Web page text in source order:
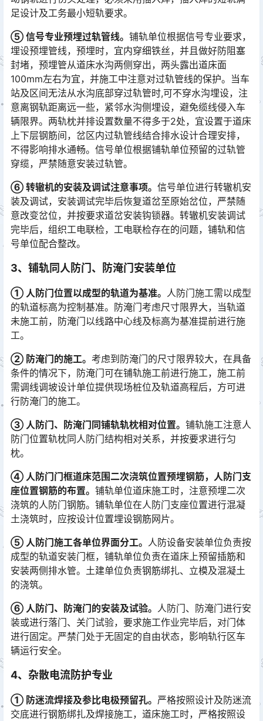
足设计及工务最小短轨要求。󠅅󠅃󠄵󠅂󠄪󠇖󠆨󠆨󠇕󠆞󠆒󠅬󠇘󠆭󠆘󠇙󠆝󠅵󠇗󠆭󠆁󠄐󠇗󠅹󠅸󠇖󠆍󠅳󠇖󠅹󠅰󠇖󠆌󠅹
⑤ 信号专业预埋过轨管线。 铺轨单位根据信号专业要求，
埋设预埋管线，预埋时，宜内穿细铁丝，并且做好防阻塞
封堵，预埋管从道床水沟两侧穿出，两头露出道床面
100mm左右为宜，并施工中注意对过轨管线的保护。当车
站及区间无法从水沟底部穿过轨管时,可不穿水沟埋设，注
意离钢轨距离远一些，紧邻水沟侧埋设，避免缆线侵入车
辆限界。两轨枕并排设置数量不得多于2处，宜设置于道床
上下层钢筋间，岔区内过轨管线结合排水设计合理安排，
不得影响排水通畅。信号单位根据铺轨单位预留的过轨管
穿缆，严禁随意安装过轨管。󠅅󠅃󠄵󠅂󠄪󠇖󠆨󠆨󠇕󠆞󠆒󠅬󠇘󠆭󠆘󠇙󠆝󠅵󠇗󠆭󠆁󠄐󠇗󠅹󠅸󠇖󠆍󠅳󠇖󠅹󠅰󠇖󠆌󠅹
⑥ 转辙机的安装及调试注意事项。 信号单位进行转辙机安
装及调试，安装调试完毕后恢复道岔至原始岔位，严禁随
意改变岔位，并按要求道岔安装钩锁器。转辙机安装调试
完毕后，组织工电联检，工电联检存在的问题，铺轨和信
号单位配合整改。󠅅󠅃󠄵󠅂󠄪󠇖󠆨󠆨󠇕󠆞󠆒󠅬󠇘󠆭󠆘󠇙󠆝󠅵󠇗󠆭󠆁󠄐󠇗󠅹󠅸󠇖󠆍󠅳󠇖󠅹󠅰󠇖󠆌󠅹
3、铺轨同人防门、防淹门安装单位
① 人防门位置以成型的轨道为基准。 人防门施工需以成型
的轨道标高为控制基准。防淹门考虑尺寸限界大，当轨道
未施工前，防淹门以线路中心线及标高为基准提前进行施
工。
② 防淹门的施工。 考虑到防淹门的尺寸限界较大，在具备
条件的情况下，防淹门可在铺轨施工前进行施工，施工前
需调线调坡设计单位提供现场桩位及轨道高程后，方可进
行防淹门的施工。
③ 人防门、防淹门同铺轨轨枕相对位置。 铺轨施工注意人
防门位置轨枕同人防门结构相对关系，并按要求进行匀
枕。
④ 人防门门框道床范围二次浇筑位置预埋钢筋，人防门支
座位置钢筋的布置。 铺轨单位道床施工时，注意预埋二次
浇筑的人防门钢筋。铺轨单位在人防门支座位置进行混凝
土浇筑时，应按设计位置埋设钢筋网片。
⑤ 人防门施工各单位界面分工。 人防设备安装单位负责按
成型的轨道安装门框，铺轨单位负责在道床上预留插筋和
安装两侧排水管。土建单位负责钢筋绑扎、立模及混凝土
的浇筑。
⑥ 人防门、防淹门的安装及试验。 人防门、防淹门进行安
装或进行落门、关门试验，要求施工作业完毕后，对门体
进行固定。严禁门处于无固定的自由状态，影响轨行区车
辆运行安全。
4、杂散电流防护专业
① 防迷流焊接及参比电极预留孔。 严格按照设计及防迷流
交底进行钢筋绑扎及焊接施工，道床施工时，严格按照设